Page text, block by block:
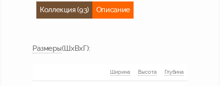
Коллекция (93) Описание
Размеры(ШхВхГ):
Ширина Высота Глубина